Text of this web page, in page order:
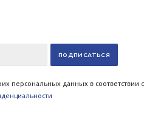
персональных данных в соответствии с